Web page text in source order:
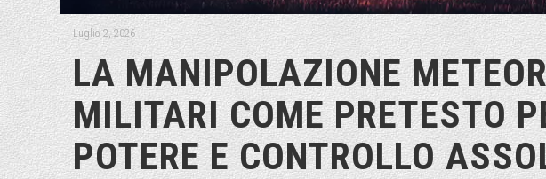
Luglio 2, 2026
LA MANIPOLAZIONE
MILITARI COME PRETESTO
POTERE E CONTROLLO